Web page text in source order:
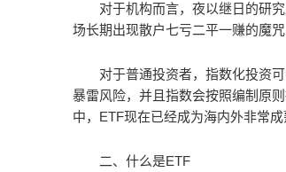
对于机构而言，夜以继日的研
场长期出现散户七亏二平一赚的魔
对于普通投资者，指数化投资
暴雷风险，并且指数会按照编制原
中，ETF现在已经成为海内外非常
二、什么是ETF